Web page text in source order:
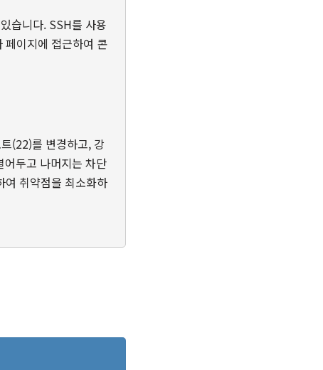
습니다. SSH를 사용
페이지에 접근하여 콘
(22)를 변경하고, 강
두고 나머지는 차단
여 취약점을 최소화하